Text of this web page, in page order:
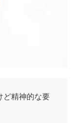
ど精神的な要